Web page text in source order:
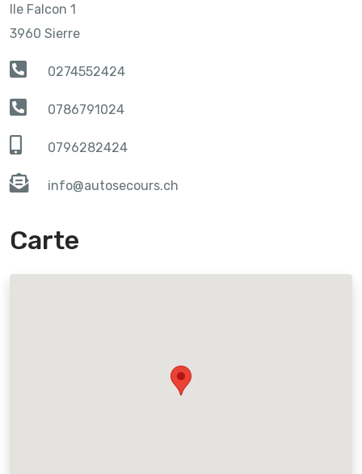
IIe Falcon 1
3960 Sierre
0274552424
0786791024
0796282424
info@autosecours.ch
Carte